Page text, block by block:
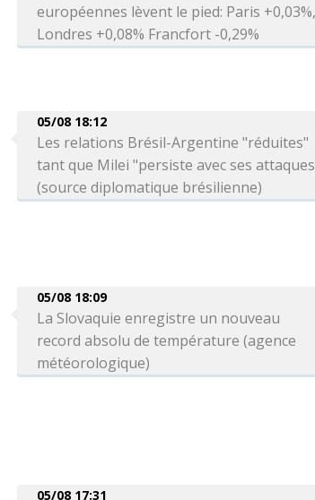
européennes lèvent le pied: Paris
Londres +0,08% Francfort -0,29%
05/08 18:12
Les relations Brésil-Argentine "réduites"
tant que Milei "persiste avec ses
(source diplomatique brésilienne)
05/08 18:09
La Slovaquie enregistre un nouveau
record absolu de température (agence
météorologique)
05/08 17:31